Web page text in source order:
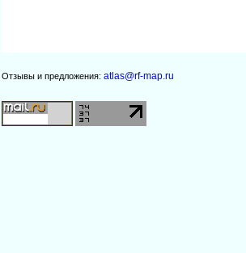
Отзывы и предложения: atlas@rf-map.ru